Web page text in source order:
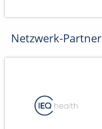
Netzwerk-Partner